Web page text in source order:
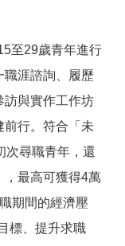
至29歲青年進行
職涯諮詢、履歷
訪與實作工作坊
前行。符合「未
次尋職青年，還
，最高可獲得4萬
期間的經濟壓
標、提升求職